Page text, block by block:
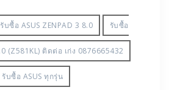
รับซื้อ ASUS ZENPAD 3 8.0 รับซื้อ
ASUS ZENPAD 3 8.0 ‏(Z581KL)‏ ติดต่อ เก่ง 0876665432
รับซื้อ ASUS ทุกรุ่น